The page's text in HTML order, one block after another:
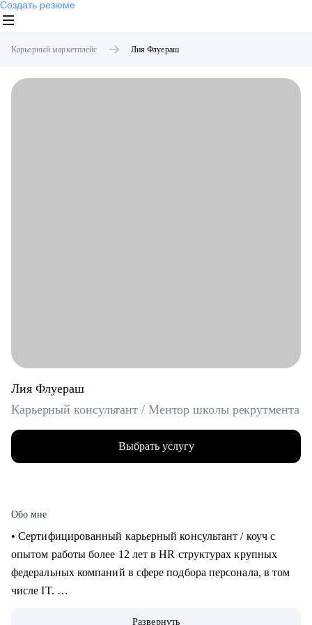
Создать резюме
Карьерный маркетплейс Лия Флуераш
Лия Флуераш
Карьерный консультант / Ментор школы рекрутмента
Выбрать услугу
Обо мне
• Сертифицированный карьерный консультант / коуч с
опытом работы более 12 лет в HR структурах крупных
федеральных компаний в сфере подбора персонала, в том
числе IT.
Развернуть